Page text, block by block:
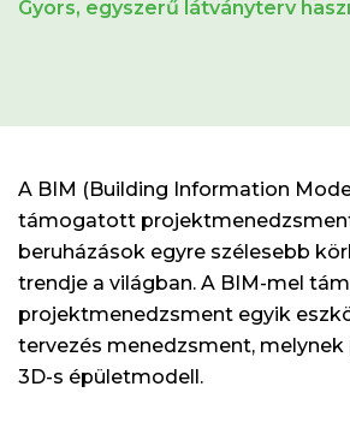
Gyors, egyszerű látványterv
A BIM (Building Information
támogatott
beruházások egyre szélesebb
trendje a világban. A BIM-mel
projektmenedzsment egyik
tervezés menedzsment,
3D-s épületmodell.